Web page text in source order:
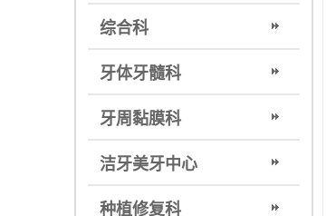
综合科
牙体牙髓科
牙周黏膜科
洁牙美牙中心
种植修复科